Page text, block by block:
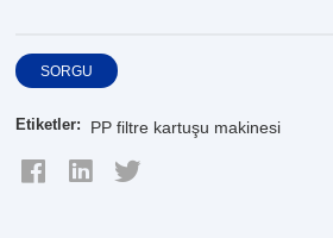
SORGU
Etiketler: PP filtre kartuşu makinesi